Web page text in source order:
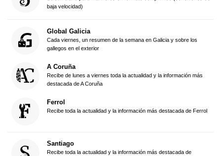
baja velocidad)
Global Galicia
Cada viernes, un resumen de la semana en Galicia y sobre los
gallegos en el exterior
A Coruña
Recibe de lunes a viernes toda la actualidad y la información más
destacada de A Coruña
Ferrol
Recibe toda la actualidad y la información más destacada de Ferrol
Santiago
Recibe toda la actualidad y la información más destacada de